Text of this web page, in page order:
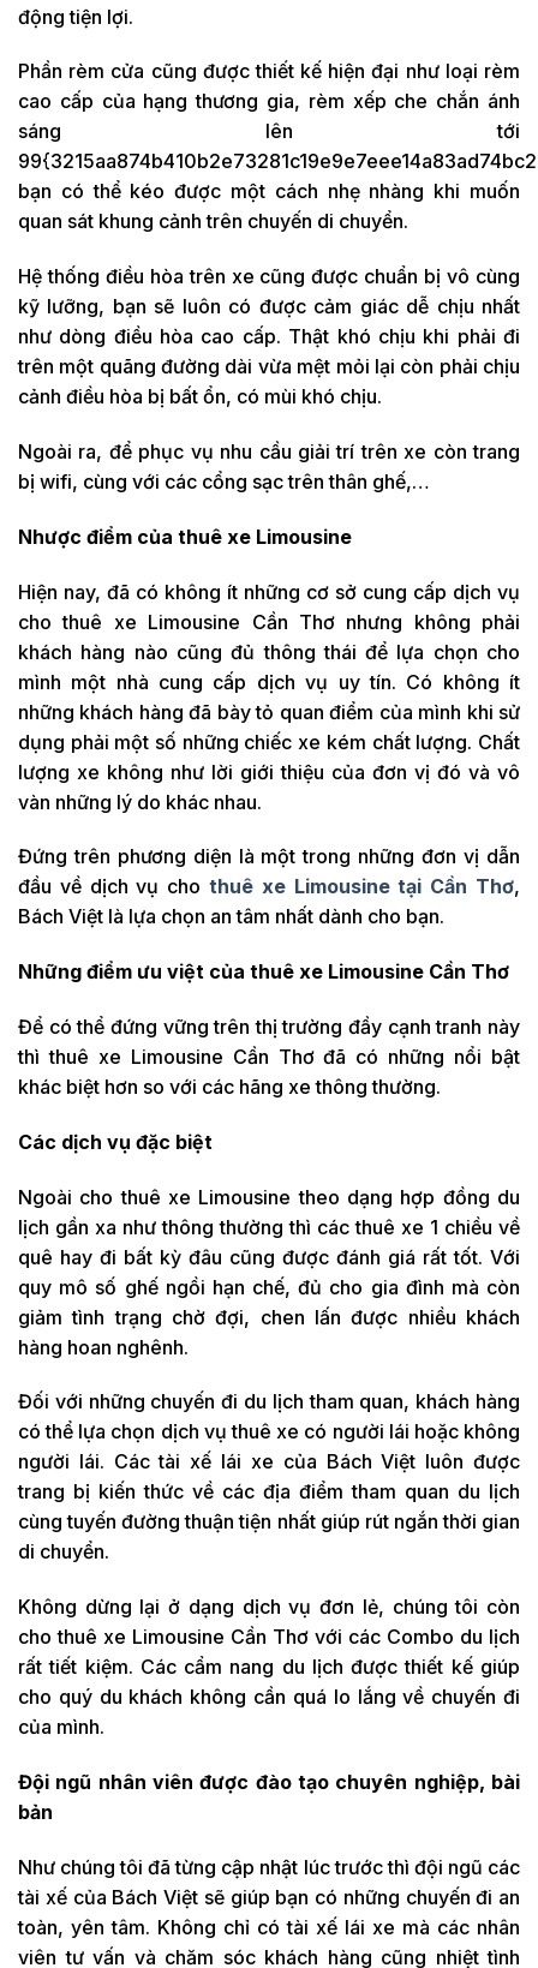
động tiện lợi.
Phần rèm cửa cũng được thiết kế hiện đại như loại rèm
cao cấp của hạng thương gia, rèm xếp che chắn ánh
sáng lên tới
bạn có thể kéo được một cách nhẹ nhàng khi muốn
quan sát khung cảnh trên chuyến di chuyển.
Hệ thống điều hòa trên xe cũng được chuẩn bị vô cùng
kỹ lưỡng, bạn sẽ luôn có được cảm giác dễ chịu nhất
như dòng điều hòa cao cấp. Thật khó chịu khi phải đi
trên một quãng đường dài vừa mệt mỏi lại còn phải chịu
cảnh điều hòa bị bất ổn, có mùi khó chịu.
Ngoài ra, để phục vụ nhu cầu giải trí trên xe còn trang
bị wifi, cùng với các cổng sạc trên thân ghế,…
Nhược điểm của thuê xe Limousine
Hiện nay, đã có không ít những cơ sở cung cấp dịch vụ
cho thuê xe Limousine Cần Thơ nhưng không phải
khách hàng nào cũng đủ thông thái để lựa chọn cho
mình một nhà cung cấp dịch vụ uy tín. Có không ít
những khách hàng đã bày tỏ quan điểm của mình khi sử
dụng phải một số những chiếc xe kém chất lượng. Chất
lượng xe không như lời giới thiệu của đơn vị đó và vô
vàn những lý do khác nhau.
Đứng trên phương diện là một trong những đơn vị dẫn
đầu về dịch vụ cho thuê xe Limousine tại Cần Thơ,
Bách Việt là lựa chọn an tâm nhất dành cho bạn.
Những điểm ưu việt của thuê xe Limousine Cần Thơ
Để có thể đứng vững trên thị trường đầy cạnh tranh này
thì thuê xe Limousine Cần Thơ đã có những nổi bật
khác biệt hơn so với các hãng xe thông thường.
Các dịch vụ đặc biệt
Ngoài cho thuê xe Limousine theo dạng hợp đồng du
lịch gần xa như thông thường thì các thuê xe 1 chiều về
quê hay đi bất kỳ đâu cũng được đánh giá rất tốt. Với
quy mô số ghế ngồi hạn chế, đủ cho gia đình mà còn
giảm tình trạng chờ đợi, chen lấn được nhiều khách
hàng hoan nghênh.
Đối với những chuyến đi du lịch tham quan, khách hàng
có thể lựa chọn dịch vụ thuê xe có người lái hoặc không
người lái. Các tài xế lái xe của Bách Việt luôn được
trang bị kiến thức về các địa điểm tham quan du lịch
cùng tuyến đường thuận tiện nhất giúp rút ngắn thời gian
di chuyển.
Không dừng lại ở dạng dịch vụ đơn lẻ, chúng tôi còn
cho thuê xe Limousine Cần Thơ với các Combo du lịch
rất tiết kiệm. Các cẩm nang du lịch được thiết kế giúp
cho quý du khách không cần quá lo lắng về chuyến đi
của mình.
Đội ngũ nhân viên được đào tạo chuyên nghiệp, bài
bản
Như chúng tôi đã từng cập nhật lúc trước thì đội ngũ các
tài xế của Bách Việt sẽ giúp bạn có những chuyến đi an
toàn, yên tâm. Không chỉ có tài xế lái xe mà các nhân
viên tư vấn và chăm sóc khách hàng cũng nhiệt tình